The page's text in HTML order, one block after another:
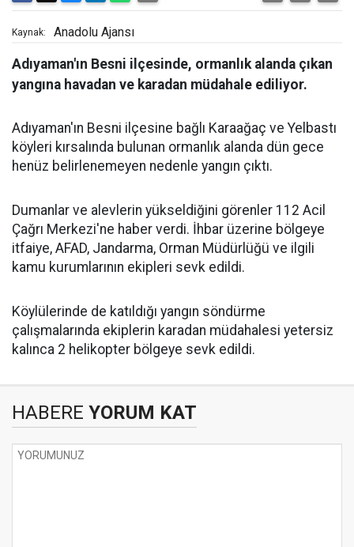
Kaynak: Anadolu Ajansı
Adıyaman'ın Besni ilçesinde, ormanlık alanda çıkan
yangına havadan ve karadan müdahale ediliyor.
Adıyaman'ın Besni ilçesine bağlı Karaağaç ve Yelbastı
köyleri kırsalında bulunan ormanlık alanda dün gece
henüz belirlenemeyen nedenle yangın çıktı.
Dumanlar ve alevlerin yükseldiğini görenler 112 Acil
Çağrı Merkezi'ne haber verdi. İhbar üzerine bölgeye
itfaiye, AFAD, Jandarma, Orman Müdürlüğü ve ilgili
kamu kurumlarının ekipleri sevk edildi.
Köylülerinde de katıldığı yangın söndürme
çalışmalarında ekiplerin karadan müdahalesi yetersiz
kalınca 2 helikopter bölgeye sevk edildi.
HABERE YORUM KAT